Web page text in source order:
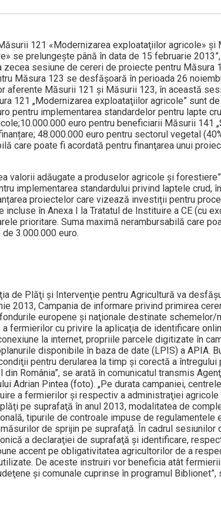
121 «Modernizarea exploataţiilor agricole» și
se prelungeşte până în data de 15 februarie
sesiune de cereri de proiecte pentru Măsura
Măsura 123 se desfăşoară în perioada 26
aferente Măsurii 121 și Măsurii 123, în această
121 „Modernizarea exploataţiilor agricole” sunt
pentru implementarea standardelor pentru lapte
euro pentru beneficiarii Măsurii 141
48.000.000 euro pentru sectorul vegetal
care poate fi acordată pentru finanţarea unui
valorii adăugate a produselor agricole şi
implementarea standardului privind laptele crud,
proiectelor care vizează investiții pentru
în Anexa I la Tratatul de Instituire a CE (cu
prioritare. Suma maximă nerambursabilă care
3.000.000 euro.
de Plăţi şi Intervenţie pentru Agricultură va
2013, Campania de informare privind primirea
europene şi naţionale destinate schemelor/
fermierilor cu privire la aplicaţia de identificare
la internet, propriile parcele digitizate în
disponibile în baza de date (LPIS) a APIA.
pentru derularea la timp şi corectă a
Româ­nia”, se arată în comunicatul transmis
Adrian Pintea (foto). „Pe durata campaniei,
a fermierilor şi respectiv a administraţiei
pe suprafaţă în anul 2013, modalitatea de
tipurile de controale impuse de regulamentele
de sprijin pe suprafaţă. În cadrul sesiunilor
a declaraţiei de suprafaţă şi identificare,
accent pe obligativitatea agricultorilor de a
De aceste instruiri vor beneficia atât
şi comunale cuprinse în programul Biblionet”,